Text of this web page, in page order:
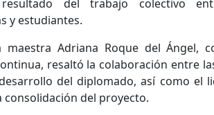
del trabajo colectivo
y estudiantes.
maestra Adriana Roque del Ángel,
resaltó la colaboración entre
del diplomado, así como el
consolidación del proyecto.